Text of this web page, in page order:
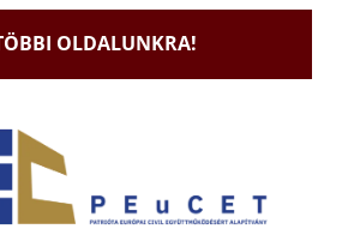
OLDALUNKRA!